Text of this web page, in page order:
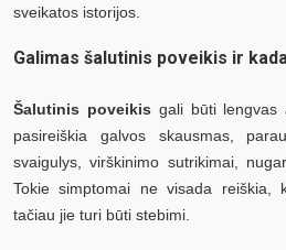
sveikatos istorijos.
Galimas šalutinis poveikis ir
Šalutinis poveikis gali būti lengvas
pasireiškia galvos skausmas,
svaigulys, virškinimo sutrikimai,
Tokie simptomai ne visada reiškia,
tačiau jie turi būti stebimi.